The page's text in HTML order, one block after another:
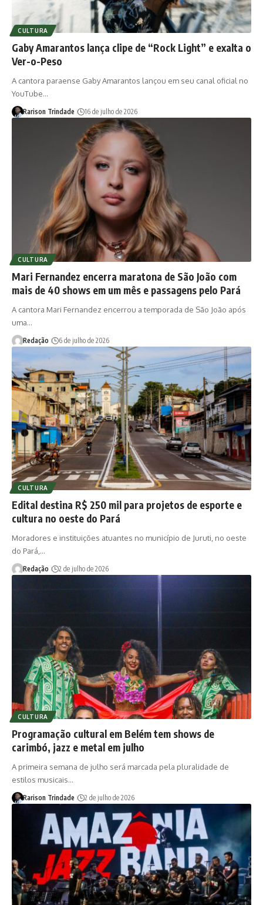
CULTURA
Gaby Amarantos lança clipe de “Rock Light” e exalta o
Ver-o-Peso
A cantora paraense Gaby Amarantos lançou em seu canal oficial no
YouTube…
Rarison Trindade 16 de julho de 2026
CULTURA
Mari Fernandez encerra maratona de São João com
mais de 40 shows em um mês e passagens pelo Pará
A cantora Mari Fernandez encerrou a temporada de São João após
uma…
Redação 6 de julho de 2026
CULTURA
Edital destina R$ 250 mil para projetos de esporte e
cultura no oeste do Pará
Moradores e instituições atuantes no município de Juruti, no oeste
do Pará,…
Redação 2 de julho de 2026
CULTURA
Programação cultural em Belém tem shows de
carimbó, jazz e metal em julho
A primeira semana de julho será marcada pela pluralidade de
estilos musicais…
Rarison Trindade 2 de julho de 2026